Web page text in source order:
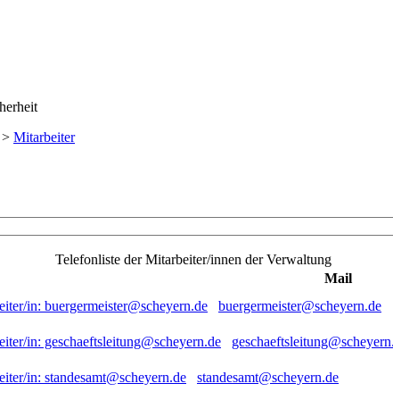
> Mitarbeiter
Telefonliste der Mitarbeiter/innen der Verwaltung
Mail
buergermeister@scheyern.de
standesamt@scheyern.de